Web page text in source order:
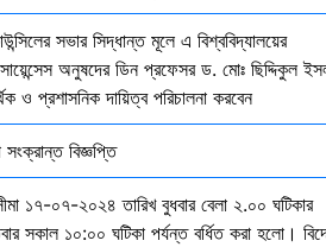
সভার সিদ্ধান্ত মূলে এ বিশ্ববিদ্যালয়ের
অনুষদের ডিন প্রফেসর ড. মোঃ ছিদ্দিকুল
ও প্রশাসনিক দায়িত্ব পরিচালনা করবেন
সংক্রান্ত বিজ্ঞপ্তি
১৭-০৭-২০২৪ তারিখ বুধবার বেলা ২.০০ ঘটিকার
সকাল ১০:০০ ঘটিকা পর্যন্ত বর্ধিত করা হলো।